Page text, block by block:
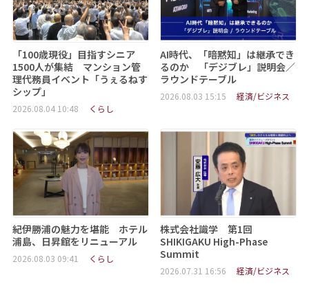
「100歳現役」目指すシニア
1500人が集結 マンション管
理代務員イベント「うぇるねす
シップ」
2026.08.04 10:48 くらし
AI時代、「暗黙知」は継承でき
るのか 「デジブレ」説明会／
ラウンドテーブル
2026.08.03 15:15 経済/ビジネス
紀伊勝浦の魅力を堪能 ホテル
浦島、日昇館をリニューアル
2026.08.03 09:41 くらし
株式会社識学 第1回
SHIKIGAKU High-Phase
Summit
2026.07.31 16:56 経済/ビジネス